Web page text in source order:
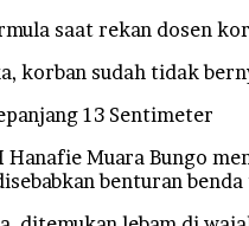
saat rekan dosen
korban sudah tidak
13 Sentimeter
Hanafie Muara Bungo
benturan